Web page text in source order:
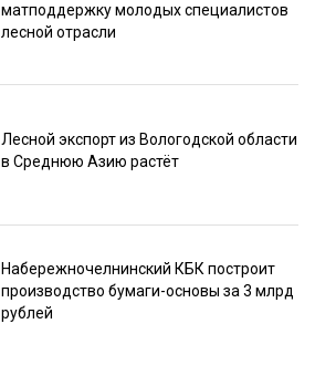
матподдержку молодых специалистов
лесной отрасли
Лесной экспорт из Вологодской области
в Среднюю Азию растёт
Набережночелнинский КБК построит
производство бумаги-основы за 3 млрд
рублей